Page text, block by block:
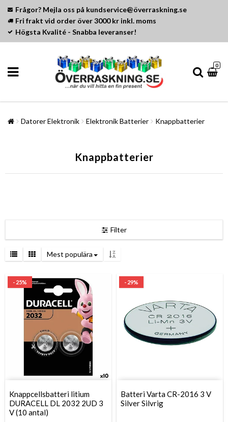
Frågor? Mejla oss på kundservice@överraskning.se
Fri frakt vid order över 3000 kr inkl. moms
Högsta Kvalité - Snabba leveranser!
0
Datorer Elektronik Elektronik Batterier Knappbatterier
Knappbatterier
Filter
Mest populära
- 25%
Knappcellsbatteri litium
DURACELL DL 2032 2UD 3
V (10 antal)
- 29%
Batteri Varta CR-2016 3 V
Silver Silvrig